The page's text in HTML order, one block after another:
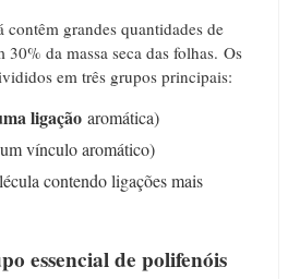
contêm grandes quantidades de
30% da massa seca das folhas. Os
em três grupos principais:
ligação aromática)
vínculo aromático)
contendo ligações mais
essencial de polifenóis